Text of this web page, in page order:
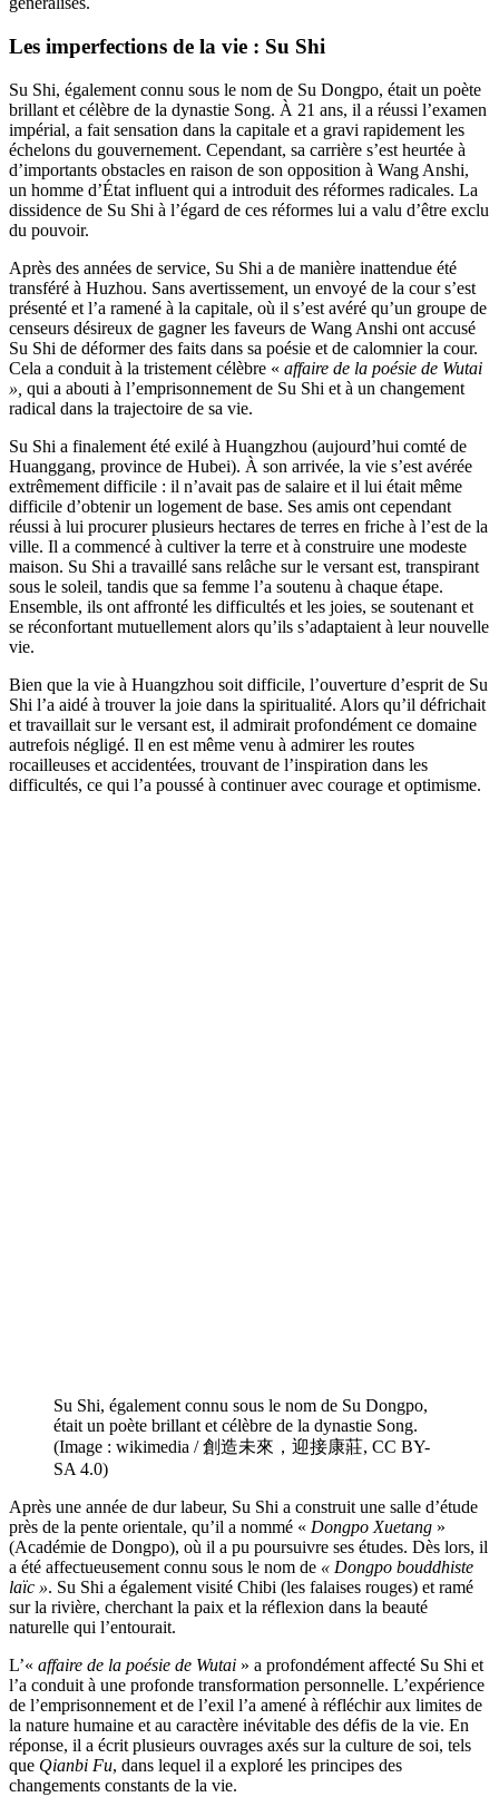
Les imperfections de la vie : Su Shi
Su Shi, également connu sous le nom de Su Dongpo, était un poète
brillant et célèbre de la dynastie Song. À 21 ans, il a réussi l’examen
impérial, a fait sensation dans la capitale et a gravi rapidement les
échelons du gouvernement. Cependant, sa carrière s’est heurtée à
d’importants obstacles en raison de son opposition à Wang Anshi,
un homme d’État influent qui a introduit des réformes radicales. La
dissidence de Su Shi à l’égard de ces réformes lui a valu d’être exclu
du pouvoir.
Après des années de service, Su Shi a de manière inattendue été
transféré à Huzhou. Sans avertissement, un envoyé de la cour s’est
présenté et l’a ramené à la capitale, où il s’est avéré qu’un groupe de
censeurs désireux de gagner les faveurs de Wang Anshi ont accusé
Su Shi de déformer des faits dans sa poésie et de calomnier la cour.
Cela a conduit à la tristement célèbre « affaire de la poésie de Wutai
», qui a abouti à l’emprisonnement de Su Shi et à un changement
radical dans la trajectoire de sa vie.
Su Shi a finalement été exilé à Huangzhou (aujourd’hui comté de
Huanggang, province de Hubei). À son arrivée, la vie s’est avérée
extrêmement difficile : il n’avait pas de salaire et il lui était même
difficile d’obtenir un logement de base. Ses amis ont cependant
réussi à lui procurer plusieurs hectares de terres en friche à l’est de la
ville. Il a commencé à cultiver la terre et à construire une modeste
maison. Su Shi a travaillé sans relâche sur le versant est, transpirant
sous le soleil, tandis que sa femme l’a soutenu à chaque étape.
Ensemble, ils ont affronté les difficultés et les joies, se soutenant et
se réconfortant mutuellement alors qu’ils s’adaptaient à leur nouvelle
vie.
Bien que la vie à Huangzhou soit difficile, l’ouverture d’esprit de Su
Shi l’a aidé à trouver la joie dans la spiritualité. Alors qu’il défrichait
et travaillait sur le versant est, il admirait profondément ce domaine
autrefois négligé. Il en est même venu à admirer les routes
rocailleuses et accidentées, trouvant de l’inspiration dans les
difficultés, ce qui l’a poussé à continuer avec courage et optimisme.
Su Shi, également connu sous le nom de Su Dongpo,
était un poète brillant et célèbre de la dynastie Song.
(Image : wikimedia / 創造未來，迎接康莊, CC BY-
SA 4.0)
Après une année de dur labeur, Su Shi a construit une salle d’étude
près de la pente orientale, qu’il a nommé « Dongpo Xuetang »
(Académie de Dongpo), où il a pu poursuivre ses études. Dès lors, il
a été affectueusement connu sous le nom de « Dongpo bouddhiste
laïc ». Su Shi a également visité Chibi (les falaises rouges) et ramé
sur la rivière, cherchant la paix et la réflexion dans la beauté
naturelle qui l’entourait.
L’« affaire de la poésie de Wutai » a profondément affecté Su Shi et
l’a conduit à une profonde transformation personnelle. L’expérience
de l’emprisonnement et de l’exil l’a amené à réfléchir aux limites de
la nature humaine et au caractère inévitable des défis de la vie. En
réponse, il a écrit plusieurs ouvrages axés sur la culture de soi, tels
que Qianbi Fu, dans lequel il a exploré les principes des
changements constants de la vie.